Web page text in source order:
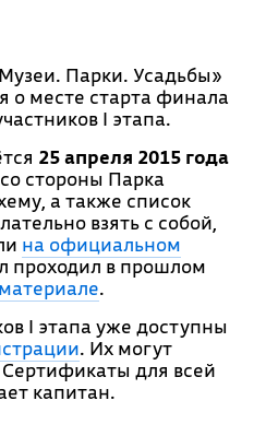
Парки. Усадьбы»
о месте старта финала
I этапа.
25 апреля 2015 года
стороны Парка
а также список
взять с собой,
на официальном
проходил в прошлом
материале.
I этапа уже доступны
. Их могут
Сертификаты для всей
капитан.